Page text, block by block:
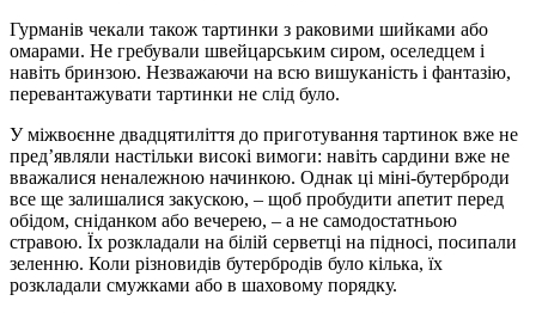
Гурманів чекали також тартинки з раковими шийками або
омарами. Не гребували швейцарським сиром, оселедцем і
навіть бринзою. Незважаючи на всю вишуканість і фантазію,
перевантажувати тартинки не слід було.
У міжвоєнне двадцятиліття до приготування тартинок вже не
пред’являли настільки високі вимоги: навіть сардини вже не
вважалися неналежною начинкою. Однак ці міні-бутерброди
все ще залишалися закускою, – щоб пробудити апетит перед
обідом, сніданком або вечерею, – а не самодостатньою
стравою. Їх розкладали на білій серветці на підносі, посипали
зеленню. Коли різновидів бутербродів було кілька, їх
розкладали смужками або в шаховому порядку.